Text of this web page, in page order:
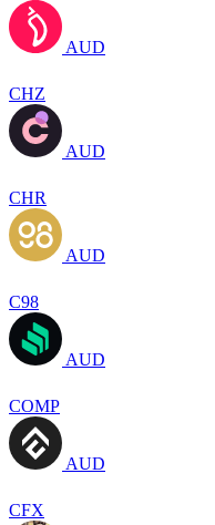
AUD
CHZ
AUD
CHR
AUD
C98
AUD
COMP
AUD
CFX